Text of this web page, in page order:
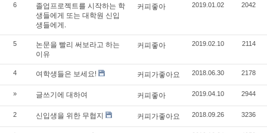
6
졸업프로젝트를 시작하는 학
생들에게 또는 대학원 신입
생들에게.
커피좋아 2019.01.02 2042
5
논문을 빨리 써보라고 하는
이유
커피좋아 2019.02.10 2114
4 여학생들은 보세요! 커피가좋아요 2018.06.30 2178
» 글쓰기에 대하여 커피좋아 2019.04.10 2944
2 신입생을 위한 무협지 커피가좋아요 2018.09.26 3236